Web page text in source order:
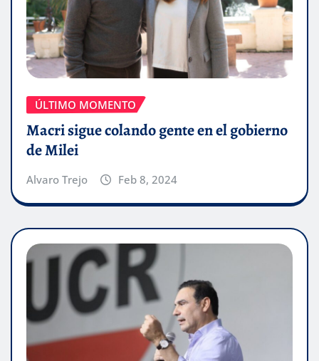
ÚLTIMO MOMENTO
Macri sigue colando gente en el gobierno
de Milei
Alvaro Trejo Feb 8, 2024